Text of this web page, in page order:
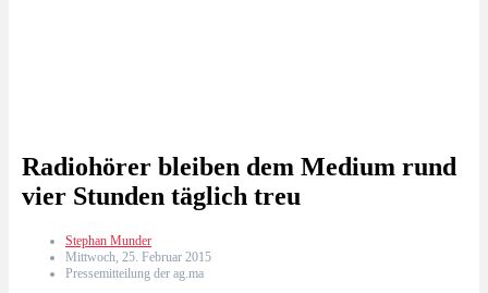
Radiohörer bleiben dem Medium rund
vier Stunden täglich treu
Stephan Munder
Mittwoch, 25. Februar 2015
Pressemitteilung der ag.ma